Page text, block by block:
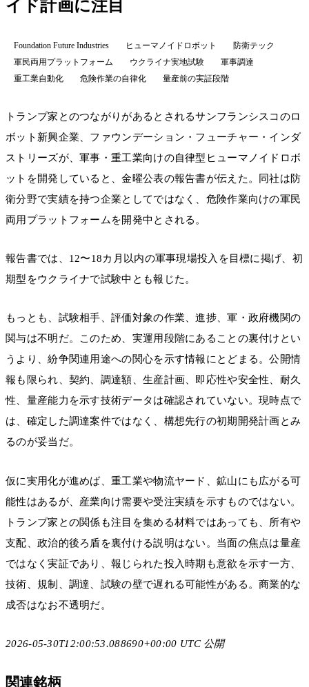
イド計画に注目
Foundation Future Industries ヒューマノイドロボット
防衛テック
軍民両用プラットフォーム
ウクライナ実地試験
軍事調達
重工業自動化
危険作業の自律化 量産前の実証段階
トランプ家とのつながりがあるとされるサンフランシスコのロ
ボット新興企業、ファウンデーション・フューチャー・インダ
ストリーズが、軍事・重工業向けの自律型ヒューマノイドロボ
ットを開発していると、金曜公表の報告書が伝えた。同社は防
衛分野で実績を持つ企業としてではなく、危険作業向けの軍民
両用プラットフォームを開発中とされる。
報告書では、12〜18カ月以内の軍事現場投入を目標に掲げ、初
期型をウクライナで試験中とも報じた。
もっとも、試験相手、評価対象の作業、進捗、軍・政府機関の
関与は不明だ。このため、実運用段階にあることの裏付けとい
うより、紛争関連用途への関心を示す情報にとどまる。公開情
報も限られ、契約、調達額、生産計画、即応性や安全性、耐久
性、量産能力を示す技術データは確認されていない。現時点で
は、確定した調達案件ではなく、構想先行の初期開発計画とみ
るのが妥当だ。
仮に実用化が進めば、重工業や物流ヤード、鉱山にも広がる可
能性はあるが、産業向け需要や受注実績を示すものではない。
トランプ家との関係も注目を集める材料ではあっても、所有や
支配、政治的後ろ盾を裏付ける説明はない。当面の焦点は量産
ではなく実証であり、報じられた投入時期も意欲を示す一方、
技術、規制、調達、試験の壁で遅れる可能性がある。商業的な
成否はなお不透明だ。
2026-05-30T12:00:53.088690+00:00 UTC 公開
関連銘柄